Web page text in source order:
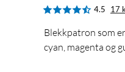
4.5 17
Blekkpatron som
cyan, magenta og